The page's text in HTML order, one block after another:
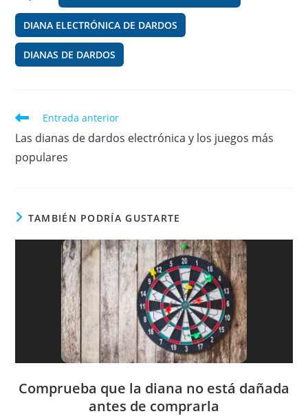
o
o
k
m p
p
DIANA ELECTRÓNICA DE DARDOS
DIANAS DE DARDOS
Leer
artículos
Entrada anterior
Las dianas de dardos electrónica y los juegos más
populares
TAMBIÉN PODRÍA GUSTARTE
Comprueba que la diana no está dañada
antes de comprarla